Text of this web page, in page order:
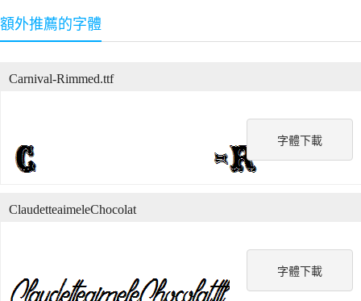
額外推薦的字體
字體下載
Carnival-Rimmed.ttf
字體下載
ClaudetteaimeleChocolat